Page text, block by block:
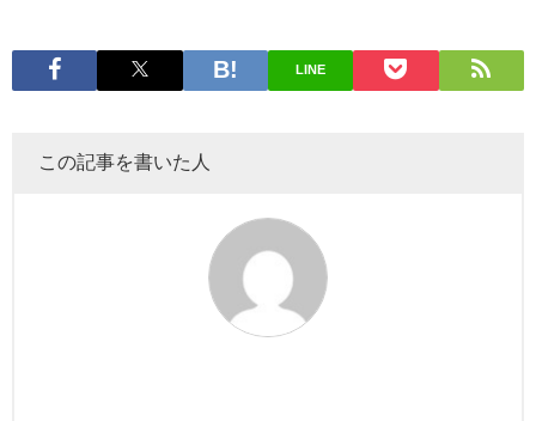
LINE
この記事を書いた人